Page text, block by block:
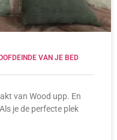
VAN JE BED
van Wood upp. En
je de perfecte plek